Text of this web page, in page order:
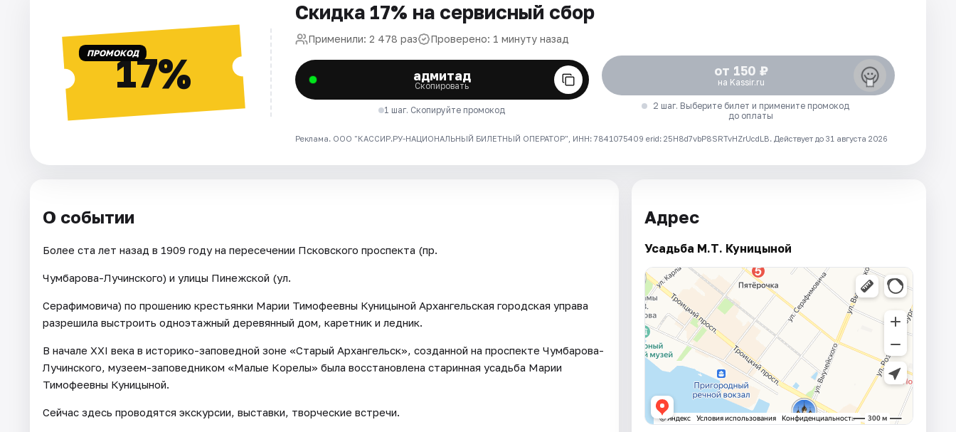
ПРОМОКОД17%
Скидка 17% на сервисный сбор
Применили: 2 478 раз Проверено: 1 минуту назад
адмитад
Скопировать
1 шаг. Скопируйте промокод
от 150 ₽
на Kassir.ru
2 шаг. Выберите билет и примените промокод
до оплаты
Реклама. ООО "КАССИР.РУ-НАЦИОНАЛЬНЫЙ БИЛЕТНЫЙ ОПЕРАТОР", ИНН: 7841075409 erid: 25H8d7vbP8SRTvHZrUcdLB. Действует до 31 августа 2026
О событии
Более ста лет назад в 1909 году на пересечении Псковского проспекта (пр.
Чумбарова-Лучинского) и улицы Пинежской (ул.
Серафимовича) по прошению крестьянки Марии Тимофеевны Куницыной Архангельская городская управа
разрешила выстроить одноэтажный деревянный дом, каретник и ледник.
В начале ХХI века в историко-заповедной зоне «Старый Архангельск», созданной на проспекте Чумбарова-
Лучинского, музеем-заповедником «Малые Корелы» была восстановлена старинная усадьба Марии
Тимофеевны Куницыной.
Сейчас здесь проводятся экскурсии, выставки, творческие встречи.
Адрес
Усадьба М.Т. Куницыной